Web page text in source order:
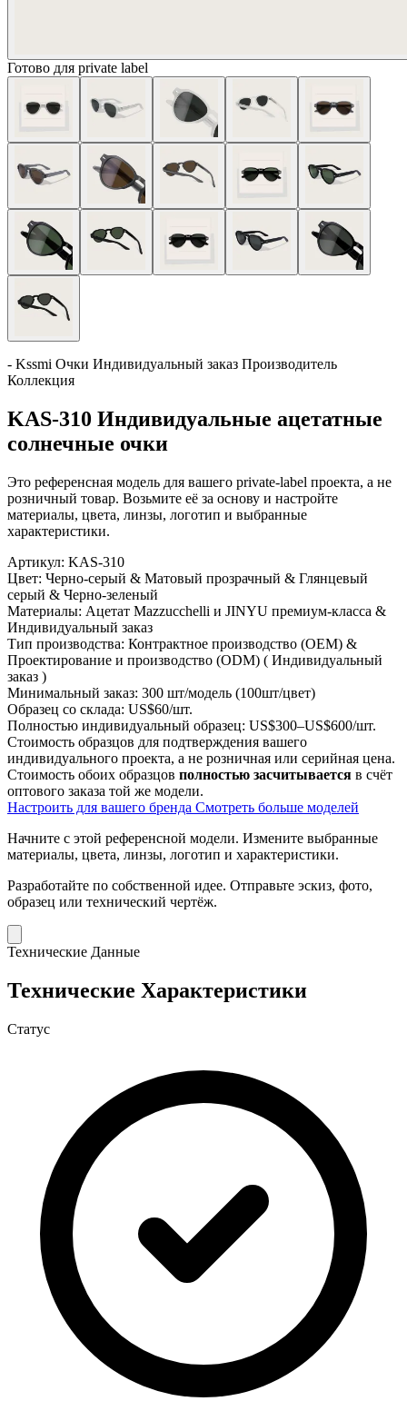
Готово для private label
- Kssmi Очки Индивидуальный заказ Производитель
Коллекция
KAS-310 Индивидуальные ацетатные
солнечные очки
Это референсная модель для вашего private-label проекта, а не
розничный товар. Возьмите её за основу и настройте
материалы, цвета, линзы, логотип и выбранные
характеристики.
Артикул: KAS-310
Цвет: Черно-серый & Матовый прозрачный & Глянцевый
серый & Черно-зеленый
Материалы: Ацетат Mazzucchelli и JINYU премиум-класса &
Индивидуальный заказ
Тип производства: Контрактное производство (OEM) &
Проектирование и производство (ODM) ( Индивидуальный
заказ )
Минимальный заказ: 300 шт/модель (100шт/цвет)
Образец со склада: US$60/шт.
Полностью индивидуальный образец: US$300–US$600/шт.
Стоимость образцов для подтверждения вашего
индивидуального проекта, а не розничная или серийная цена.
Стоимость обоих образцов полностью засчитывается в счёт
оптового заказа той же модели.
Настроить для вашего бренда Смотреть больше моделей
Начните с этой референсной модели. Измените выбранные
материалы, цвета, линзы, логотип и характеристики.
Разработайте по собственной идее. Отправьте эскиз, фото,
образец или технический чертёж.
Технические Данные
Технические Характеристики
Статус